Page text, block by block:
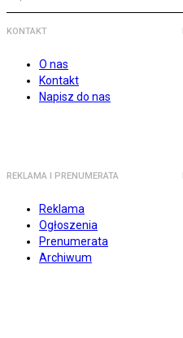
KONTAKT
O nas
Kontakt
Napisz do nas
REKLAMA I PRENUMERATA
Reklama
Ogłoszenia
Prenumerata
Archiwum